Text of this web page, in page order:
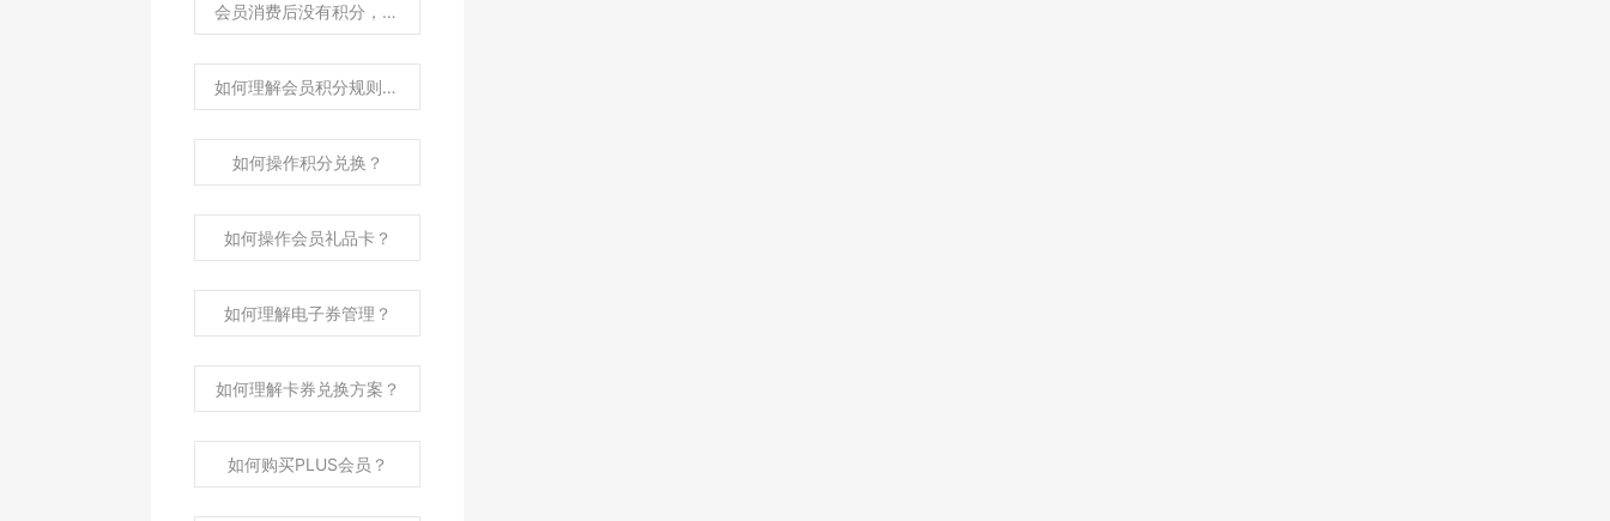
会员消费后没有积分，如何处理？
如何理解会员积分规则说明？
如何操作积分兑换？
如何操作会员礼品卡？
如何理解电子券管理？
如何理解卡券兑换方案？
如何购买PLUS会员？